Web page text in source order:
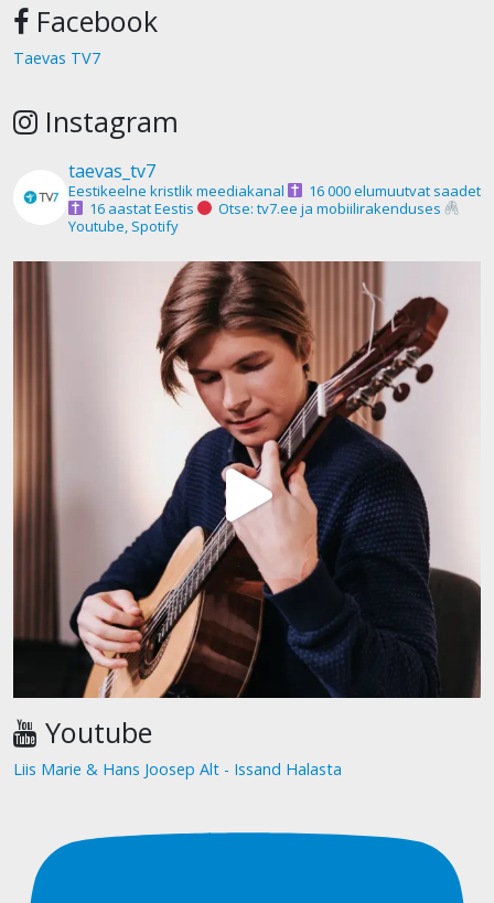
Facebook
Taevas TV7
Instagram
taevas_tv7
Eestikeelne kristlik meediakanal
16 000 elumuutvat saadet
16 aastat Eestis
Otse: tv7.ee ja mobiilirakenduses
Youtube, Spotify
Youtube
Liis Marie & Hans Joosep Alt - Issand Halasta